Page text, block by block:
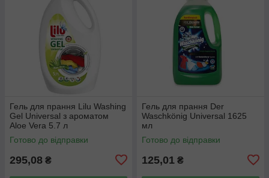
Гель для прання Lilu Washing
Gel Universal з ароматом
Aloe Vera 5.7 л
Готово до відправки
295,08 ₴
Гель для прання Der
Waschkönig Universal 1625
мл
Готово до відправки
125,01 ₴